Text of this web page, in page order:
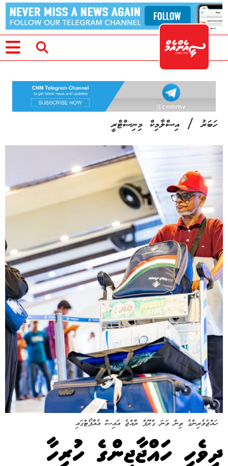
ހަބަރު/ އިސްލާމިކް މިނިސްޓްރީ
ހައްޖުވެރިންގެ ތިން ވަނަ ގްރޫޕް ރާއްޖެ އައިސް އެއާޕޯޓްގައި
ދިވެހި ހައްޖާޖީންގެ ހުރިހާ